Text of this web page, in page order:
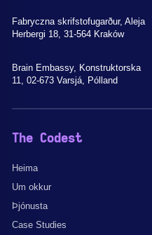
Fabryczna skrifstofugarður, Aleja
Herbergi 18, 31-564 Kraków
Brain Embassy, Konstruktorska
11, 02-673 Varsjá, Pólland
The Codest
Heima
Um okkur
Þjónusta
Case Studies